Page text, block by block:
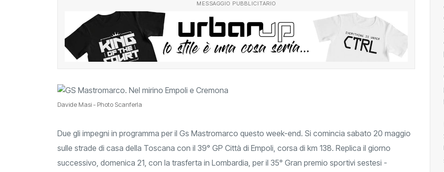
MESSAGGIO PUBBLICITARIO
Davide Masi - Photo Scanferla
Due gli impegni in programma per il Gs Mastromarco questo week-end. Si comincia sabato 20 maggio
sulle strade di casa della Toscana con il 39° GP Città di Empoli, corsa di km 138. Replica il giorno
successivo, domenica 21, con la trasferta in Lombardia, per il 35° Gran premio sportivi sestesi -